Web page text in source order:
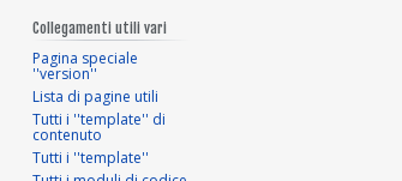
Collegamenti utili vari
Pagina speciale
''version''
Lista di pagine utili
Tutti i ''template'' di
contenuto
Tutti i ''template''